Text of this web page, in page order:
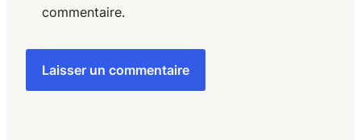
commentaire.